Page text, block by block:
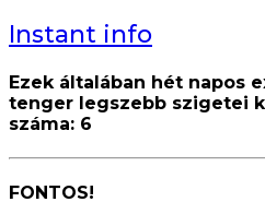
Instant info
Ezek általában hét napos
tenger legszebb szigetei
száma: 6
FONTOS!